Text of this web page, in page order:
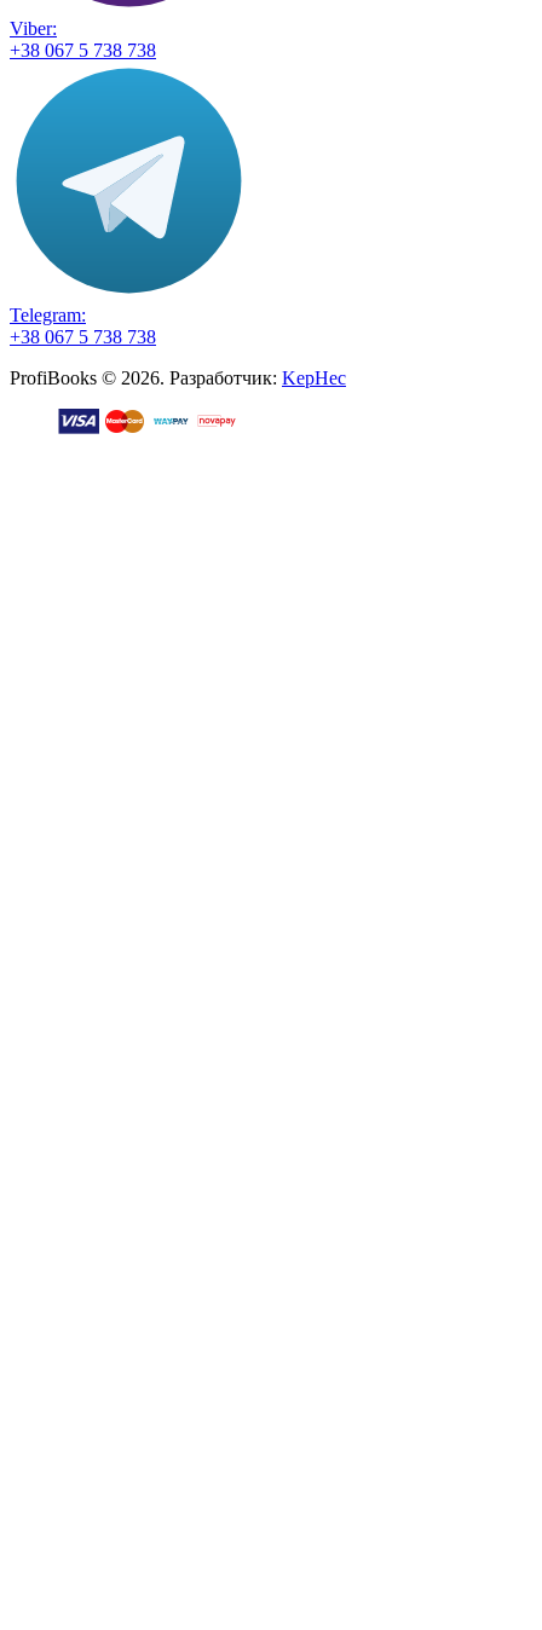
Viber:
+38 067 5 738 738
Telegram:
+38 067 5 738 738
ProfiBooks © 2026. Разработчик: KepHec